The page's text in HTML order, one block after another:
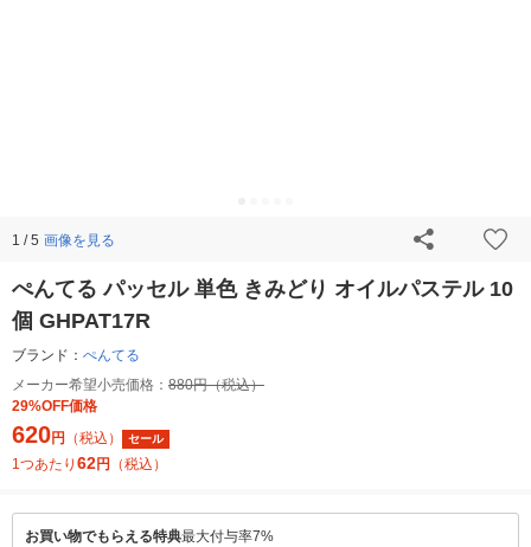
1 / 5 画像を見る
ぺんてる パッセル 単色 きみどり オイルパステル 10
個 GHPAT17R
ブランド： ぺんてる
メーカー希望小売価格： 880円（税込）
29%OFF価格
620円 （税込） セール
1つあたり 62円 （税込）
お買い物でもらえる特典最大付与率7%